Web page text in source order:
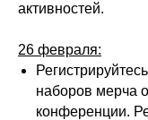
активностей.
26 февраля:
наборов мерча
конференции.